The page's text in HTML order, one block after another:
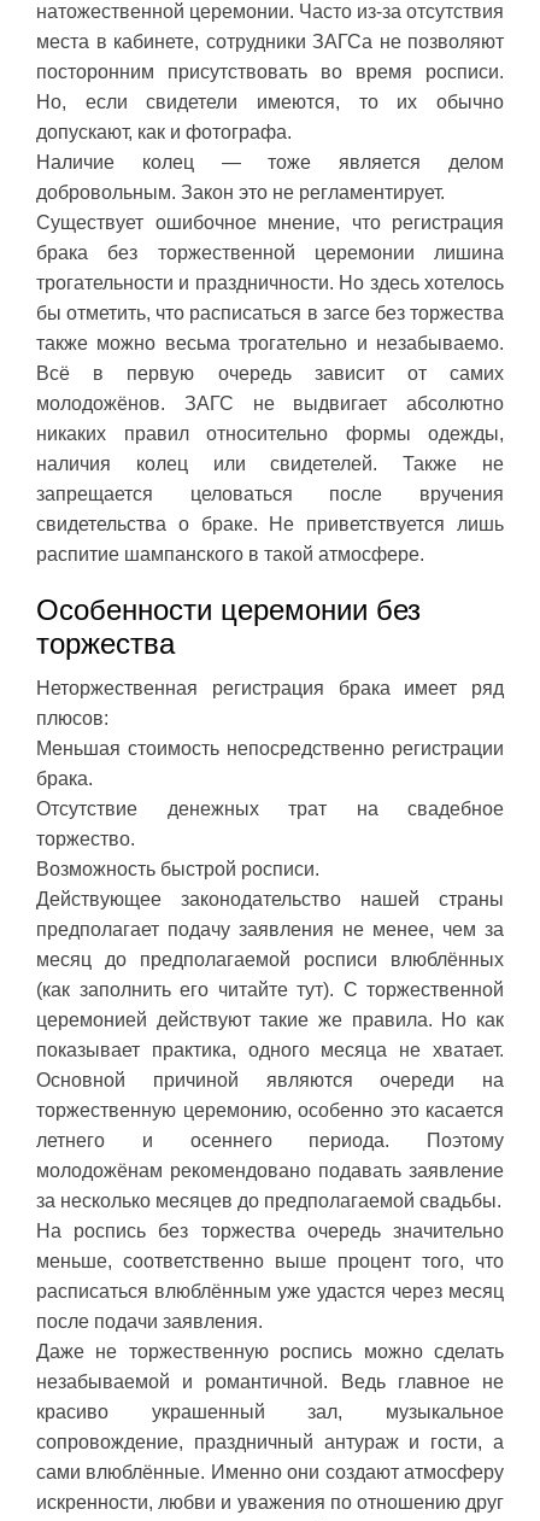
натожественной церемонии. Часто из-за отсутствия
места в кабинете, сотрудники ЗАГСа не позволяют
посторонним присутствовать во время росписи.
Но, если свидетели имеются, то их обычно
допускают, как и фотографа.
Наличие колец — тоже является делом
добровольным. Закон это не регламентирует.
Существует ошибочное мнение, что регистрация
брака без торжественной церемонии лишина
трогательности и праздничности. Но здесь хотелось
бы отметить, что расписаться в загсе без торжества
также можно весьма трогательно и незабываемо.
Всё в первую очередь зависит от самих
молодожёнов. ЗАГС не выдвигает абсолютно
никаких правил относительно формы одежды,
наличия колец или свидетелей. Также не
запрещается целоваться после вручения
свидетельства о браке. Не приветствуется лишь
распитие шампанского в такой атмосфере.
Особенности церемонии без
торжества
Неторжественная регистрация брака имеет ряд
плюсов:
Меньшая стоимость непосредственно регистрации
брака.
Отсутствие денежных трат на свадебное
торжество.
Возможность быстрой росписи.
Действующее законодательство нашей страны
предполагает подачу заявления не менее, чем за
месяц до предполагаемой росписи влюблённых
(как заполнить его читайте тут). С торжественной
церемонией действуют такие же правила. Но как
показывает практика, одного месяца не хватает.
Основной причиной являются очереди на
торжественную церемонию, особенно это касается
летнего и осеннего периода. Поэтому
молодожёнам рекомендовано подавать заявление
за несколько месяцев до предполагаемой свадьбы.
На роспись без торжества очередь значительно
меньше, соответственно выше процент того, что
расписаться влюблённым уже удастся через месяц
после подачи заявления.
Даже не торжественную роспись можно сделать
незабываемой и романтичной. Ведь главное не
красиво украшенный зал, музыкальное
сопровождение, праздничный антураж и гости, а
сами влюблённые. Именно они создают атмосферу
искренности, любви и уважения по отношению друг